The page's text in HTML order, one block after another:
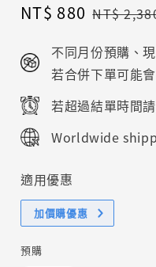
Sale
NT$ 880 Regular
NT$
不同月份預購、
若合併下單可能
若超過結單時間
Worldwide
適用優惠
加價購優惠
預購